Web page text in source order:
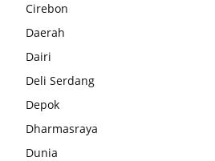
Cirebon
Daerah
Dairi
Deli Serdang
Depok
Dharmasraya
Dunia